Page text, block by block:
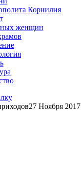
Корнилия
женщин
27 Ноября 2017